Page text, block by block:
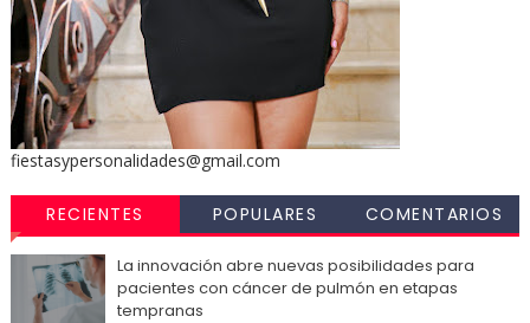
fiestasypersonalidades@gmail.com
RECIENTES POPULARES COMENTARIOS
La innovación abre nuevas posibilidades para
pacientes con cáncer de pulmón en etapas
tempranas